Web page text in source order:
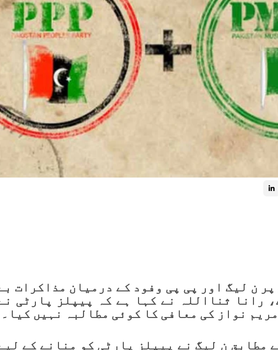
ن لیگ اور پی پی وفود کے درمیان مذاکرات
رانا ثنااللہ نے کہا ہے کہ پیپلز پارٹی
نواز کی معافی کا کوئی مطالبہ نہیں کیا۔
مطابق ن لیگ نے پیپلز پارٹی کو منانے کے